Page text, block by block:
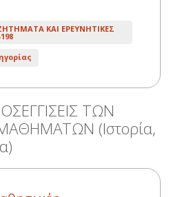
ΚΑΙ ΕΡΕΥΝΗΤΙΚΕΣ
ΤΩΝ
(Ιστορία,